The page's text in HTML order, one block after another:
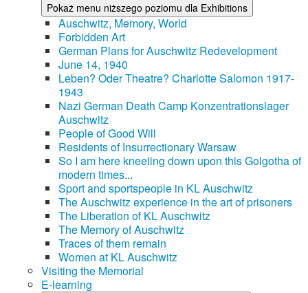
Pokaż menu niższego poziomu dla Exhibitions
Auschwitz, Memory, World
Forbidden Art
German Plans for Auschwitz Redevelopment
June 14, 1940
Leben? Oder Theatre? Charlotte Salomon 1917-
1943
Nazi German Death Camp Konzentrationslager
Auschwitz
People of Good Will
Residents of Insurrectionary Warsaw
So I am here kneeling down upon this Golgotha of
modern times...
Sport and sportspeople in KL Auschwitz
The Auschwitz experience in the art of prisoners
The Liberation of KL Auschwitz
The Memory of Auschwitz
Traces of them remain
Women at KL Auschwitz
Visiting the Memorial
E-learning